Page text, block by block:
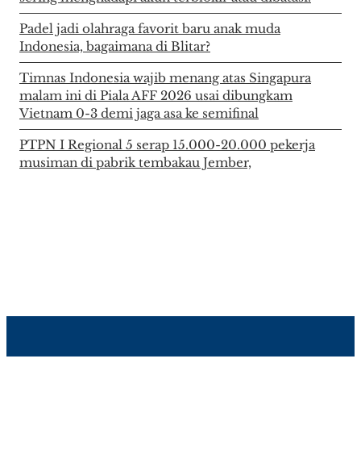
Padel jadi olahraga favorit baru anak muda
Indonesia, bagaimana di Blitar?
Timnas Indonesia wajib menang atas Singapura
malam ini di Piala AFF 2026 usai dibungkam
Vietnam 0-3 demi jaga asa ke semifinal
PTPN I Regional 5 serap 15.000-20.000 pekerja
musiman di pabrik tembakau Jember,